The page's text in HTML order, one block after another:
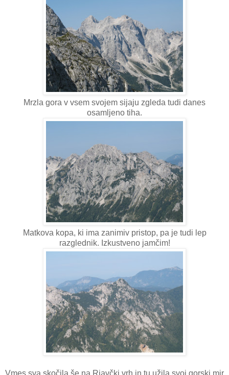
Mrzla gora v vsem svojem sijaju zgleda tudi danes
osamljeno tiha.
Matkova kopa, ki ima zanimiv pristop, pa je tudi lep
razglednik. Izkustveno jamčim!
Vmes sva skočila še na Rjavčki vrh in tu užila svoj gorski mir